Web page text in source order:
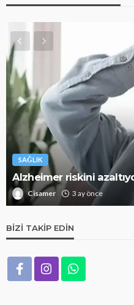
SAĞLIK
Alzheimer riskini
Cisamer 3 ay önce
BIZI TAKIP EDIN